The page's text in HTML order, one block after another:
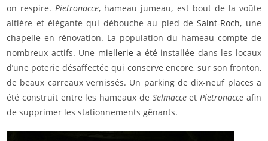
on respire.Pietronacce, hameau jumeau, est bout de la voûte
altière et élégante qui débouche au pied deSaint-Roch, une
chapelle en rénovation. La population du hameau compte de
nombreux actifs. Une miellerie a été installée dans les locaux
d’une poterie désaffectée qui conserve encore, sur son fronton,
de beaux carreaux vernissés. Un parking de dix-neuf places a
été construit entre les hameaux de SelmacceetPietronacce afin
de supprimer les stationnements gênants.